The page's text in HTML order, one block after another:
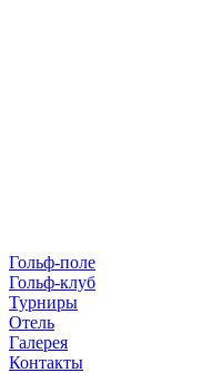
Гольф-поле
Гольф-клуб
Турниры
Отель
Галерея
Контакты